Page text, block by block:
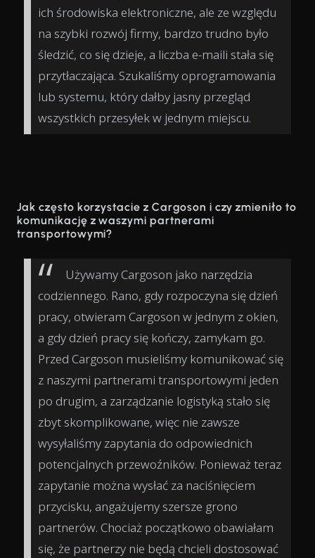
ich środowiska elektroniczne, ale ze względu
na szybki rozwój firmy, bardzo trudno było
śledzić, co się dzieje, a liczba e-maili stała się
przytłaczająca. Szukaliśmy oprogramowania
lub systemu, który dałby jasny przegląd
wszystkich przesyłek w jednym miejscu.
Jak często korzystacie z Cargoson i czy zmieniło to
komunikację z waszymi partnerami
transportowymi?
Używamy Cargoson jako narzędzia
codziennego. Rano, gdy rozpoczyna się dzień
pracy, otwieram Cargoson w jednym z okien,
a gdy dzień pracy się kończy, zamykam go.
Przed Cargoson musieliśmy komunikować się
z naszymi partnerami transportowymi jeden
po drugim, a zarządzanie logistyką stało się
zbyt skomplikowane, więc nie zawsze
wysyłaliśmy zapytania do odpowiednich
potencjalnych przewoźników. Ponieważ teraz
zapytanie można wysłać za naciśnięciem
przycisku, angażujemy szersze grono
partnerów. Chociaż początkowo obawiałam
się, że partnerzy nie będą chcieli dostosować